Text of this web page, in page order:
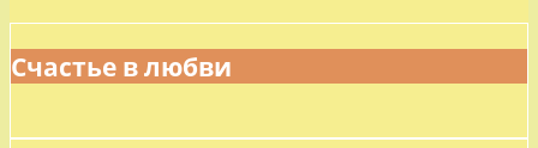
Счастье в любви